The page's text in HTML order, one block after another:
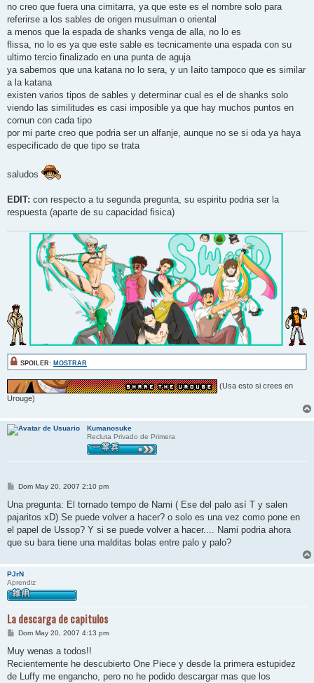
no creo que fuera una cimitarra, ya que este es el nombre solo para
referirse a los sables de origen musulman o oriental
a menos que la espada de shanks venga de alla, no lo es
flissa, no lo es ya que este sable es tecnicamente una espada con su
ultimo tercio finalizado en una punta de aguja
ya sabemos que una katana no lo sera, y un Iaito tampoco que es similar
a la katana
existen varios tipos de sables y determinar cual es el de shanks solo
viendo las similitudes es casi imposible ya que hay muchos puntos en
comun con cada tipo
por mi parte creo que podria ser un alfanje, aunque no se si oda ya haya
especificado de que tipo se trata
saludos
EDIT: con respecto a tu segunda pregunta, su espiritu podria ser la
respuesta (aparte de su capacidad fisica)
SPOILER: MOSTRAR
(Usa esto si crees en
Urouge)
Kumanosuke
Recluta Privado de Primera
M
n
a
e
Dom May 20, 2007 2:10 pm
Una pregunta: El tornado tempo de Nami ( Ese del palo así T y salen
pajaritos xD) Se puede volver a hacer? o solo es una vez como pone en
el papel de Ussop? Y si se puede volver a hacer.... Nami podria ahora
que su bara tiene una malditas bolas entre palo y palo?
PJrN
Aprendiz
La descarga de capitulos
M
n
a
j
Dom May 20, 2007 4:13 pm
Muy wenas a todos!!
Recientemente he descubierto One Piece y desde la primera estupidez
de Luffy me engancho, pero no he podido descargar mas que los